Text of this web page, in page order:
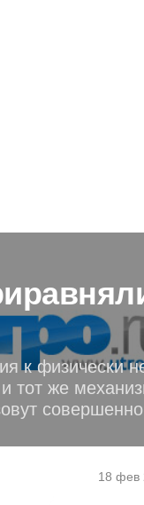
к физически
тот же
18 фев